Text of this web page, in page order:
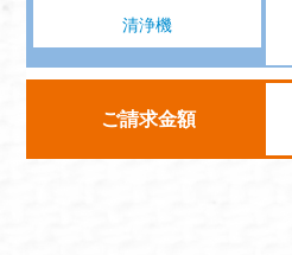
清浄機
ご請求金額